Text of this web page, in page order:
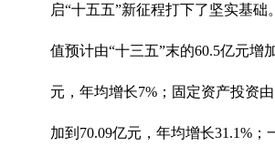
启“十五五”新征程打下了坚实基础
值预计由“十三五”末的60.5亿元增
元，年均增长7%；固定资产投资
加到70.09亿元，年均增长31.1%；